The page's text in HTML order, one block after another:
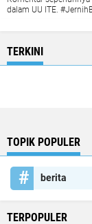
dalam UU ITE.
TERKINI
TOPIK POPULER
berita
TERPOPULER